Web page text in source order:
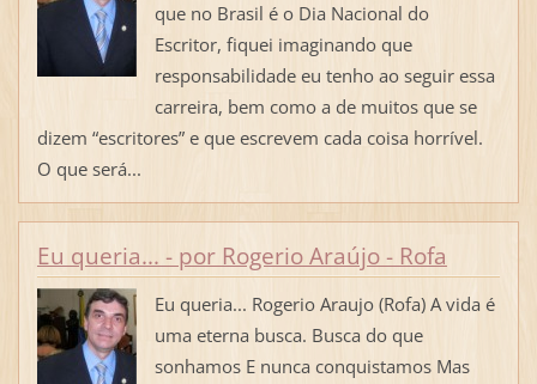
que no Brasil é o Dia Nacional do
Escritor, fiquei imaginando que
responsabilidade eu tenho ao seguir essa
carreira, bem como a de muitos que se
dizem “escritores” e que escrevem cada coisa horrível.
O que será...
Eu queria... - por Rogerio Araújo - Rofa
Eu queria... Rogerio Araujo (Rofa) A vida é
uma eterna busca. Busca do que
sonhamos E nunca conquistamos Mas